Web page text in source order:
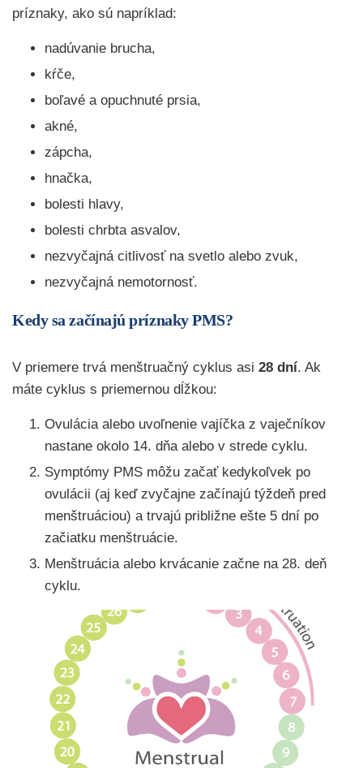
príznaky, ako sú napríklad:
nadúvanie brucha,
kŕče,
boľavé a opuchnuté prsia,
akné,
zápcha,
hnačka,
bolesti hlavy,
bolesti chrbta asvalov,
nezvyčajná citlivosť na svetlo alebo zvuk,
nezvyčajná nemotornosť.
Kedy sa začínajú príznaky PMS?
V priemere trvá menštruačný cyklus asi 28 dní. Ak
máte cyklus s priemernou dĺžkou:
Ovulácia alebo uvoľnenie vajíčka z vaječníkov
nastane okolo 14. dňa alebo v strede cyklu.
Symptómy PMS môžu začať kedykoľvek po
ovulácii (aj keď zvyčajne začínajú týždeň pred
menštruáciou) a trvajú približne ešte 5 dní po
začiatku menštruácie.
Menštruácia alebo krvácanie začne na 28. deň
cyklu.